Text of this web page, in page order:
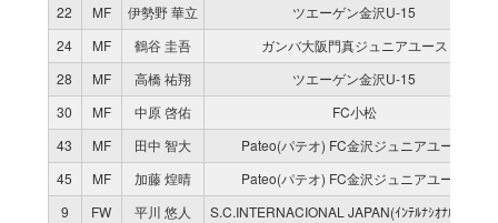
22
MF 伊勢野 華立
ツエーゲン金沢U-15
24
MF 鶴谷 圭吾
ガンバ大阪門真ジュニアユース
28
MF 高橋 祐翔
ツエーゲン金沢U-15
30
MF 中原 啓佑
FC小松
43
MF 田中 智大
Pateo(パテオ) FC金沢ジュニアユース
45
MF 加藤 煌晴
Pateo(パテオ) FC金沢ジュニアユース
9
FW 平川 悠人
S.C.INTERNACIONAL JAPAN(ｲﾝﾃﾙﾅｼｵﾅﾙｼﾞｬﾊﾟﾝ)